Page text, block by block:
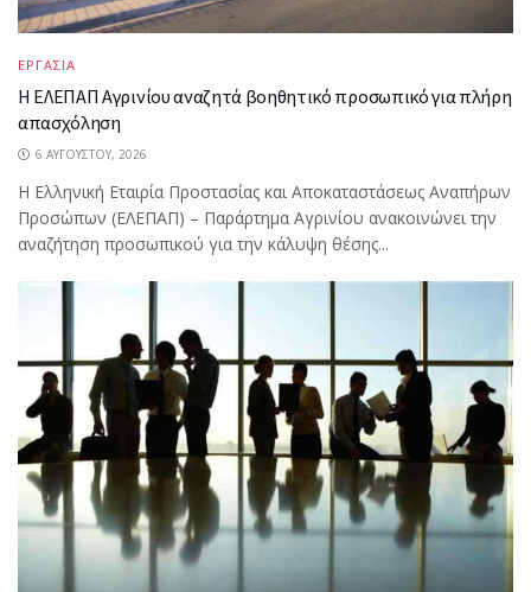
ΕΡΓΑΣΙΑ
Η ΕΛΕΠΑΠ Αγρινίου αναζητά βοηθητικό προσωπικό για πλήρη
απασχόληση
6 ΑΥΓΟΎΣΤΟΥ, 2026
Η Ελληνική Εταιρία Προστασίας και Αποκαταστάσεως Αναπήρων
Προσώπων (ΕΛΕΠΑΠ) – Παράρτημα Αγρινίου ανακοινώνει την
αναζήτηση προσωπικού για την κάλυψη θέσης...